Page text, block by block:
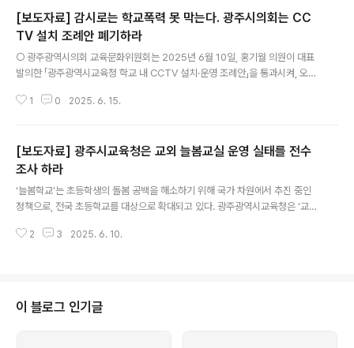
[보도자료] 감시로는 학교폭력 못 막는다. 광주시의회는 CC
TV 설치 조례안 폐기하라
○ 광주광역시의회 교육문화위원회는 2025년 6월 10일, 홍기월 의원이 대표
발의한 「광주광역시교육청 학교 내 CCTV 설치·운영 조례안」을 통과시켜, 오는
원의 예산을 들여 CCTV 설치와 통합관제 시스템을 구축할 예정이다. 연도20
조례 관련 비용추계 결과 (단위 : 천원) - 이에 우리 단체는 해당 조례안이 학생
과 교직원의 사생활과 인권을 침해할 우려가 크다는 점에서 깊은 유감을 표한
다. ○ CCTV 설치·운영 조례안은 학교폭력 등 범죄 예방을 명분..
1 0 2025. 6. 15.
[보도자료] 광주시교육청은 교외 늘봄교실 운영 실태를 전수
조사 하라
‘늘봄학교’는 초등학생의 돌봄 공백을 해소하기 위해 국가 차원에서 추진 중인
정책으로, 전국 초등학교를 대상으로 확대되고 있다. 광주광역시교육청은 ‘교내
사업을 2024년부터 시행하고 있다. 하지만 불법 댓글 의혹이 제기된 보수 성향
터링을 실시했다. 1. 영리사업과의 중복 운영 및 이중 수익 구조 가능성2025년
기준 민간 위탁기관 33곳 중 일부(6곳)는 학원, 문화센터, 심리상담소, 주식회
2 3 2025. 6. 10.
이 블로그 인기글